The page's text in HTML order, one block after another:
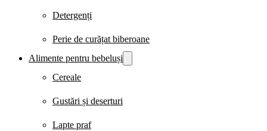
Detergenți
Perie de curățat biberoane
Alimente pentru bebeluși
Cereale
Gustări și deserturi
Lapte praf